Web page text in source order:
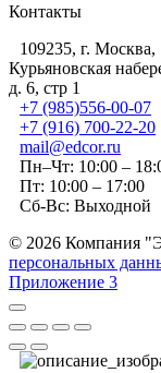
Контакты
109235, г. Москва,
Курьяновская
д. 6, стр 1
+7 (985)556-00-07
+7 (916) 700-22-20
mail@edcor.ru
Пн–Чт: 10:00 –
Пт: 10:00 – 17:00
Сб-Вс: Выходной
© 2026 Компания
персональных
Приложение 3